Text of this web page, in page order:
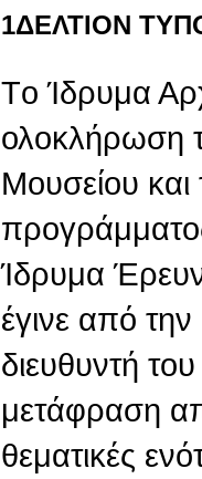
1ΔΕΛΤΙΟΝ
Tο Ίδρυμα
ολοκλήρωση
Μουσείου και
Ίδρυμα
έγινε από
διευθυντή
μετάφραση
θεματικές